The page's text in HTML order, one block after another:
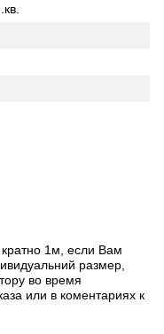
1м, если Вам
размер,
во время
или в коментариях к